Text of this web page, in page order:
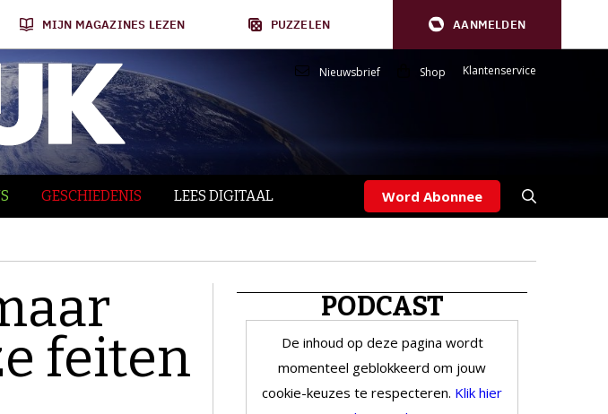
MIJN MAGAZINES LEZEN PUZZELEN AANMELDEN
Nieuwsbrief Shop Klantenservice
GESCHIEDENIS LEES DIGITAAL Word Abonnee
feiten
PODCAST
De inhoud op deze pagina wordt
momenteel geblokkeerd om jouw
cookie-keuzes te respecteren. Klik hier